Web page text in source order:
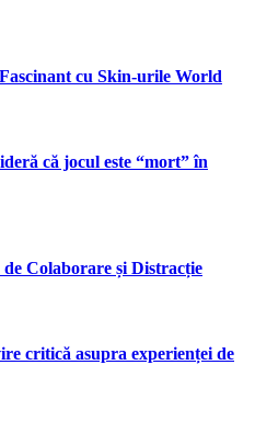
cu Skin-urile World
că jocul este “mort” în
Colaborare și Distracție
critică asupra experienței de